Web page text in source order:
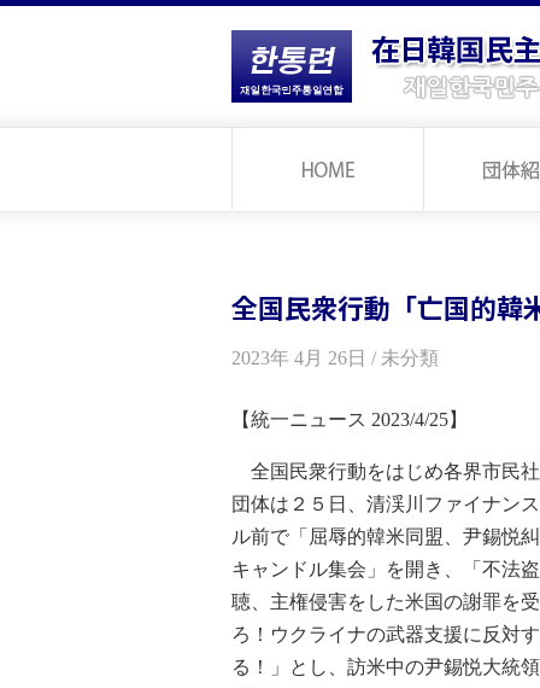
全国民衆行動「亡国的韓
2023年 4月 26日 / 未分類
【統一ニュース 2023/4/25】
全国民衆行動をはじめ各界市民
団体は２５日、清渓川ファイナン
ル前で「屈辱的韓米同盟、尹錫悦
キャンドル集会」を開き、「不法盗
聴、主権侵害をした米国の謝罪を
ろ！ウクライナの武器支援に反対す
る！」とし、訪米中の尹錫悦大統